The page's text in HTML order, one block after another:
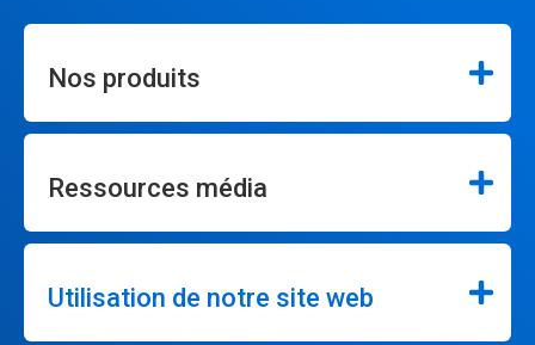
Nos produits
Ressources média
Utilisation de notre site web